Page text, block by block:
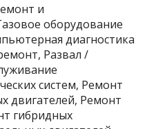
и
оборудование
диагностика
Развал /
систем, Ремонт
двигателей, Ремонт
гибридных